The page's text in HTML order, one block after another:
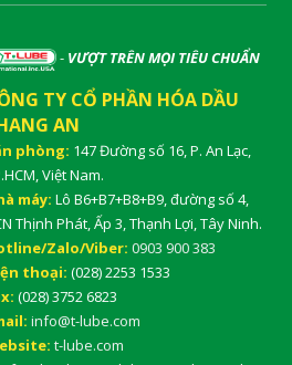
- VƯỢT TRÊN MỌI TIÊU CHUẨN
TY CỔ PHẦN HÓA DẦU
AN
phòng: 147 Đường số 16, P. An Lạc,
Việt Nam.
máy: Lô B6+B7+B8+B9, đường số 4,
Thịnh Phát, Ấp 3, Thạnh Lợi, Tây Ninh.
Zalo/Viber: 0903 900 383
thoại: (028) 2253 1533
(028) 3752 6823
info@t-lube.com
t-lube.com